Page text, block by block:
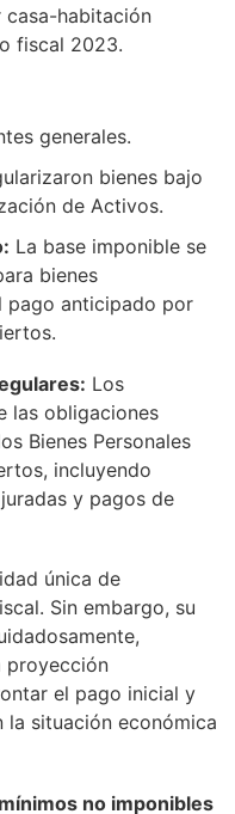
habitación
fiscal 2023.
generales.
bienes bajo
de Activos.
La base imponible se
bienes
pago anticipado por
Los
las obligaciones
Bienes Personales
incluyendo
y pagos de
única de
Sin embargo, su
proyección
el pago inicial y
la situación económica
no imponibles